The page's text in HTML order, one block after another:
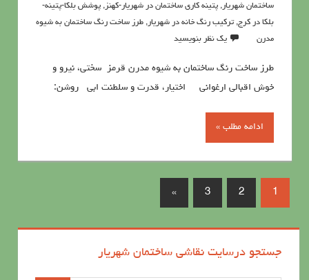
ساختمان شهریار, پتینه کاری ساختمان در شهریار-کهنز, پوشش بلکا-پتینه-
بلکا در کرج,تركيب رنگ خانه در شهریار, طرز ساخت رنگ ساختمان به شیوه
مدرن
یک نظر بنویسید
طرز ساخت رنگ ساختمان به شیوه مدرن قرمز سختي، نيرو و
خوش اقبالي ارغواني اختيار، قدرت و سلطنت ابي روشن:
ادامه مطلب »
1
2
3
»
جستجو درسایت نقاشی ساختمان شهریار